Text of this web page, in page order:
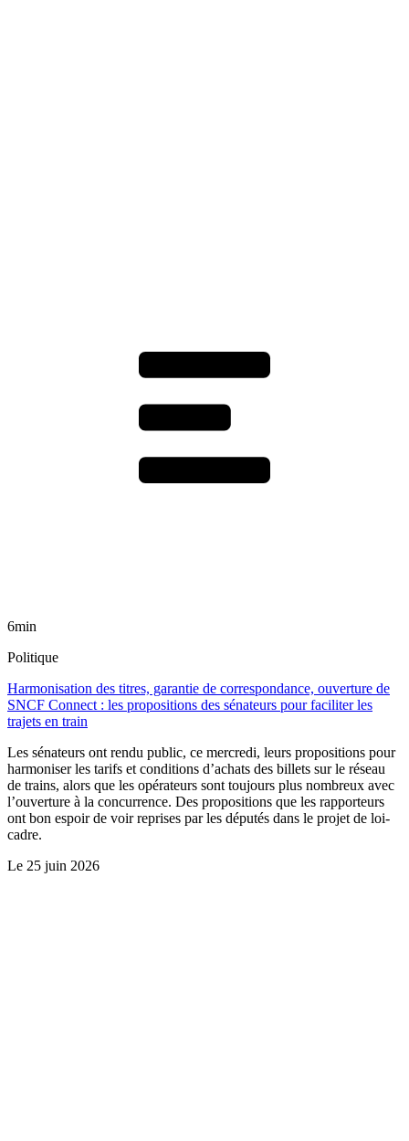
6min
Politique
Harmonisation des titres, garantie de correspondance, ouverture de
SNCF Connect : les propositions des sénateurs pour faciliter les
trajets en train
Les sénateurs ont rendu public, ce mercredi, leurs propositions pour
harmoniser les tarifs et conditions d’achats des billets sur le réseau
de trains, alors que les opérateurs sont toujours plus nombreux avec
l’ouverture à la concurrence. Des propositions que les rapporteurs
ont bon espoir de voir reprises par les députés dans le projet de loi-
cadre.
Le 25 juin 2026